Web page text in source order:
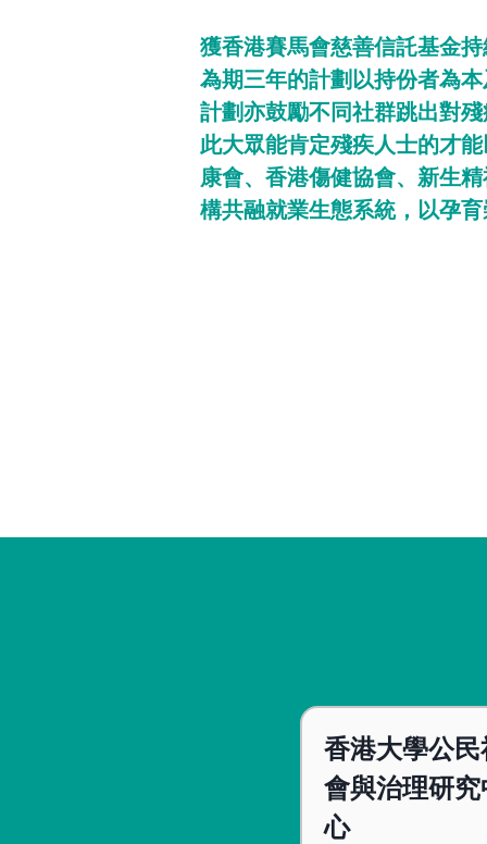
獲香港賽馬會慈善信託基金
為期三年的計劃以持份者為
計劃亦鼓勵不同社群跳出對
此大眾能肯定殘疾人士的才
康會、香港傷健協會、新生
構共融就業生態系統，以孕
香港大學公民
會與治理研究
心